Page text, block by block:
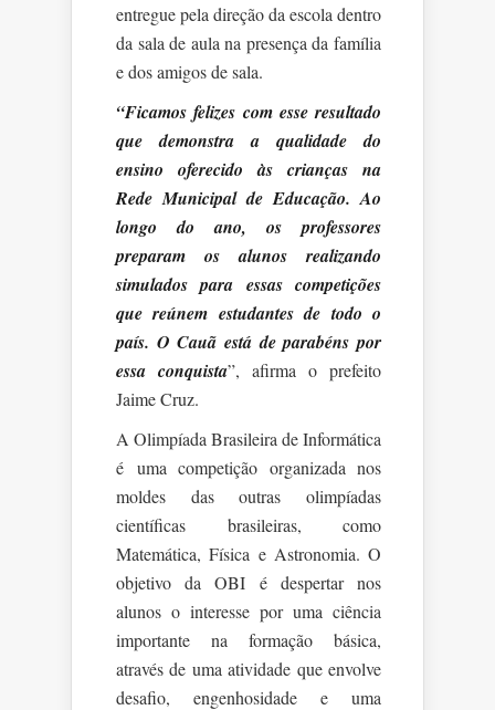
entregue pela direção da escola dentro
da sala de aula na presença da família
e dos amigos de sala.
“Ficamos felizes com esse resultado
que demonstra a qualidade do
ensino oferecido às crianças na
Rede Municipal de Educação. Ao
longo do ano, os professores
preparam os alunos realizando
simulados para essas competições
que reúnem estudantes de todo o
país. O Cauã está de parabéns por
essa conquista”, afirma o prefeito
Jaime Cruz.
A Olimpíada Brasileira de Informática
é uma competição organizada nos
moldes das outras olimpíadas
científicas brasileiras, como
Matemática, Física e Astronomia. O
objetivo da OBI é despertar nos
alunos o interesse por uma ciência
importante na formação básica,
através de uma atividade que envolve
desafio, engenhosidade e uma